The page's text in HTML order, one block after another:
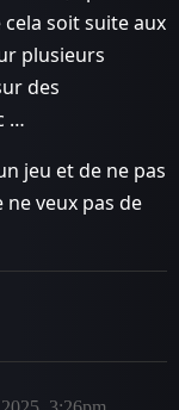
soit suite aux
plusieurs
des
…
jeu et de ne pas
veux pas de